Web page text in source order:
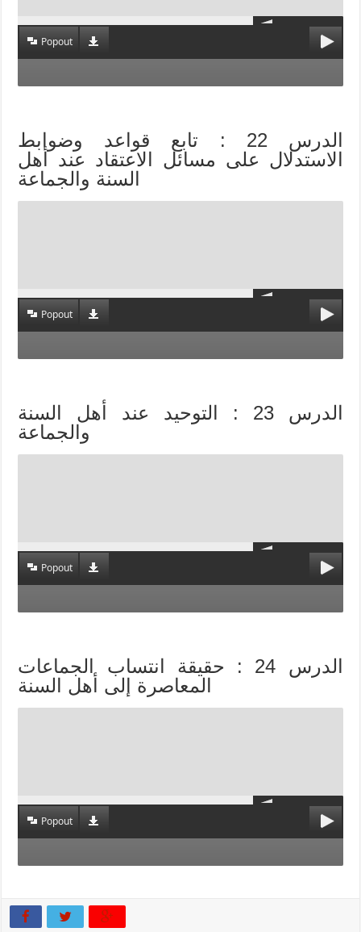
Popout
الدرس 22 : تابع قواعد وضوابط
الاستدلال على مسائل الاعتقاد عند أهل
السنة والجماعة
Popout
الدرس 23 : التوحيد عند أهل السنة
والجماعة
Popout
الدرس 24 : حقيقة انتساب الجماعات
المعاصرة إلى أهل السنة
Popout